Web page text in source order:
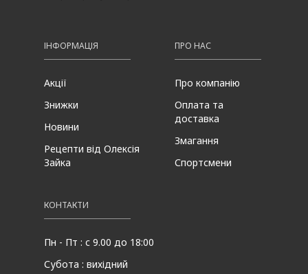
ІНФОРМАЦІЯ
Акції
Знижки
Новини
Рецепти від Олексія
Зайка
ПРО НАС
Про компанію
Оплата та
доставка
Змагання
Спортсмени
КОНТАКТИ
Пн - Пт : с 9.00 до 18:00
Субота : вихідний